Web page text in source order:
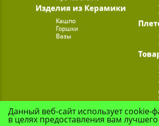
Изделия из Керамики
Кашпо
Горшки
Вазы
Данный веб-сайт использует cookie-
в целях предоставления вам лучшего